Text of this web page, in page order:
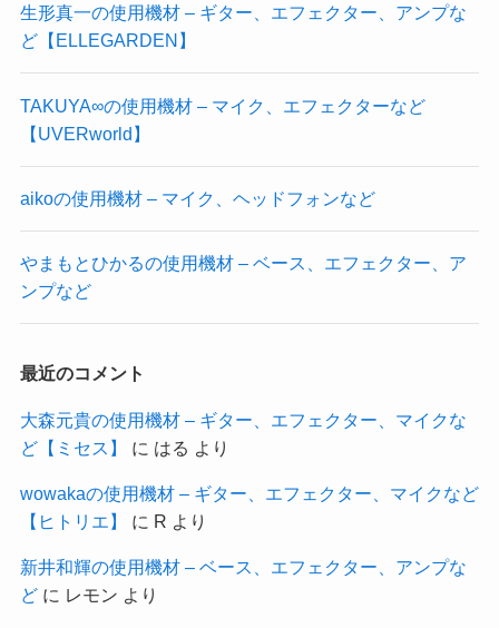
生形真一の使用機材 – ギター、エフェクター、アンプな
ど【ELLEGARDEN】
TAKUYA∞の使用機材 – マイク、エフェクターなど
【UVERworld】
aikoの使用機材 – マイク、ヘッドフォンなど
やまもとひかるの使用機材 – ベース、エフェクター、ア
ンプなど
最近のコメント
大森元貴の使用機材 – ギター、エフェクター、マイクな
ど【ミセス】
に はる より
wowakaの使用機材 – ギター、エフェクター、マイクなど
【ヒトリエ】
に R より
新井和輝の使用機材 – ベース、エフェクター、アンプな
どに レモン より